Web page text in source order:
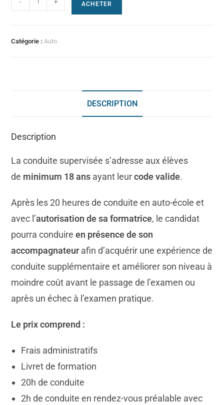
- + ACHETER
Catégorie : Auto
DESCRIPTION
Description
La conduite supervisée s’adresse aux élèves
de minimum 18 ans ayant leurcode valide.
Après les 20 heures de conduite en auto-école et
avec l’autorisation de sa formatrice, le candidat
pourra conduireen présence de son
accompagnateurafin d’acquérir une expérience de
conduite supplémentaire et améliorer son niveau à
moindre coût avant le passage de l’examen ou
après un échec à l’examen pratique.
Le prix comprend :
Frais administratifs
Livret de formation
20h de conduite
2h de conduite en rendez-vous préalable avec